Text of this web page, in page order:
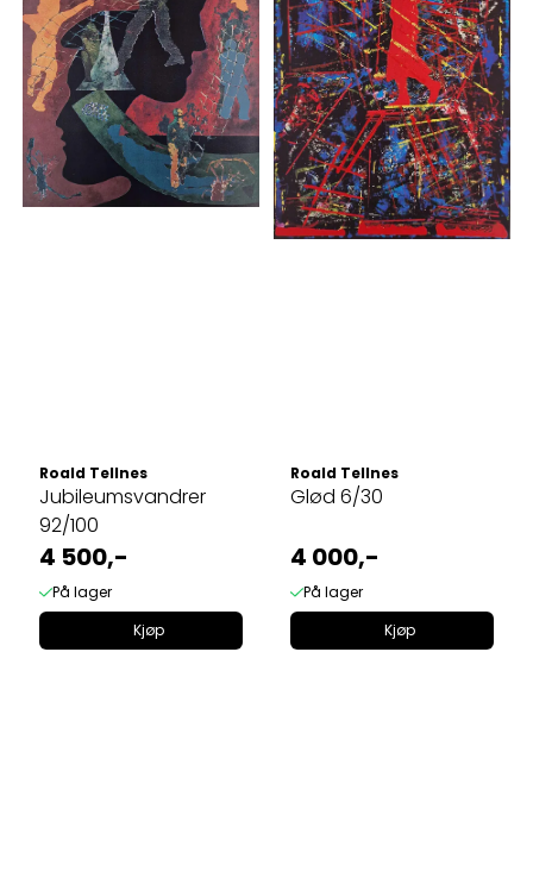
Roald Tellnes
Jubileumsvandrer
92/100
4 500,-
På lager
Kjøp
Roald Tellnes
Glød 6/30
4 000,-
På lager
Kjøp